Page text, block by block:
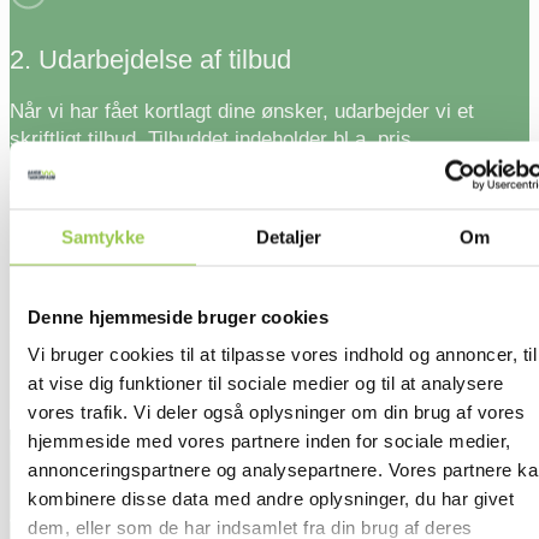
Samtykke Detaljer Om
Denne hjemmeside bruger cookies
Vi bruger cookies til at tilpasse vores indhold og annoncer, til
at vise dig funktioner til sociale medier og til at analysere
vores trafik. Vi deler også oplysninger om din brug af vores
hjemmeside med vores partnere inden for sociale medier,
annonceringspartnere og analysepartnere. Vores partnere
kombinere disse data med andre oplysninger, du har givet
dem, eller som de har indsamlet fra din brug af deres
2. Udarbejdelse af tilbud
Når vi har fået kortlagt dine ønsker, udarbejder vi et
skriftligt tilbud. Tilbuddet indeholder bl.a. pris,
projektbeskrivelse og leveringsbetingelser.
er din kontaktperson gennem hele forløbet og har
samtidig ansvaret for, at projektet kommer sikkert i mål.
4. Opstart af projekt